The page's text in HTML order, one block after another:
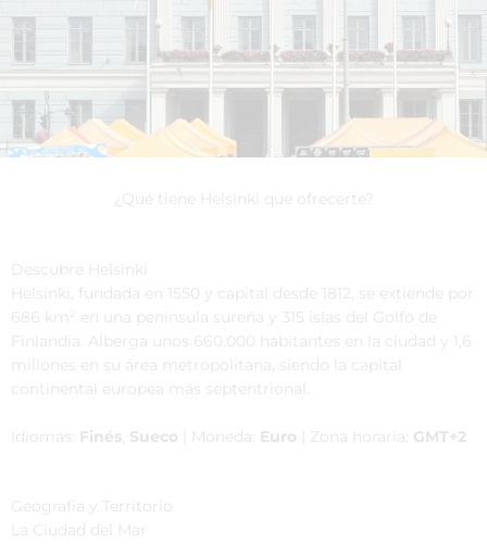
¿Qué tiene Helsinki que ofrecerte?
Descubre Helsinki
Helsinki, fundada en 1550 y capital desde 1812, se extiende por
686 km² en una península sureña y 315 islas del Golfo de
Finlandia. Alberga unos 660.000 habitantes en la ciudad y 1,6
millones en su área metropolitana, siendo la capital
continental europea más septentrional.​
Idiomas: Finés, Sueco | Moneda: Euro | Zona horaria: GMT+2
Geografía y Territorio
La Ciudad del Mar